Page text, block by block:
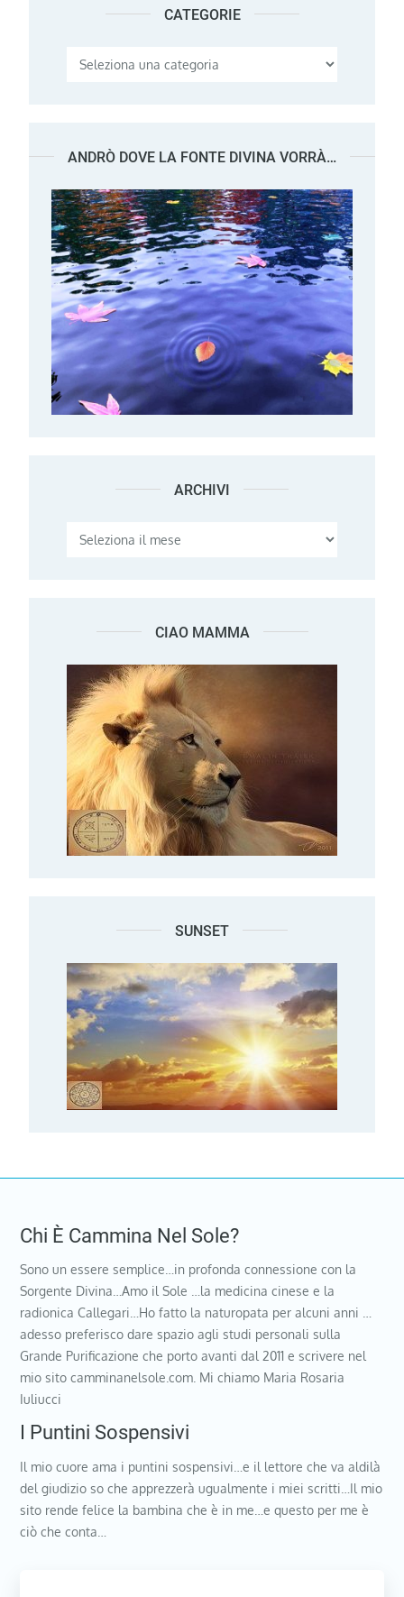
CATEGORIE
Categorie
ANDRÒ DOVE LA FONTE DIVINA VORRÀ…
ARCHIVI Archivi
CIAO MAMMA
SUNSET
Chi È Cammina Nel Sole?
Sono un essere semplice…in profonda connessione con la
Sorgente Divina…Amo il Sole …la medicina cinese e la
radionica Callegari…Ho fatto la naturopata per alcuni anni …
adesso preferisco dare spazio agli studi personali sulla
Grande Purificazione che porto avanti dal 2011 e scrivere nel
mio sito camminanelsole.com. Mi chiamo Maria Rosaria
Iuliucci
I Puntini Sospensivi
Il mio cuore ama i puntini sospensivi…e il lettore che va aldilà
del giudizio so che apprezzerà ugualmente i miei scritti…Il mio
sito rende felice la bambina che è in me…e questo per me è
ciò che conta…